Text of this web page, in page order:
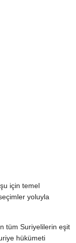
için temel
yoluyla
tüm Suriyelilerin eşit
hükümeti